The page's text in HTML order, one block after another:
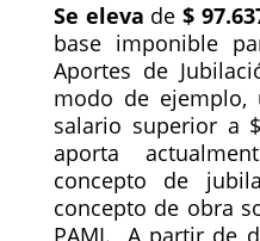
Se eleva de $
base imponible
Aportes de
modo de ejemplo,
salario superior a
aporta
concepto de
concepto de obra
PAMI. A partir de